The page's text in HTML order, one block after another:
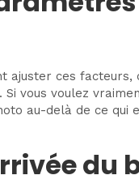
ces
vous voulez
au-delà de ce
du